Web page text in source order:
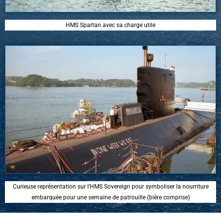
HMS Spartan avec sa charge utile
Curieuse représentation sur l'HMS Sovereign pour symboliser la nourriture
embarquée pour une semaine de patrouille (bière comprise)